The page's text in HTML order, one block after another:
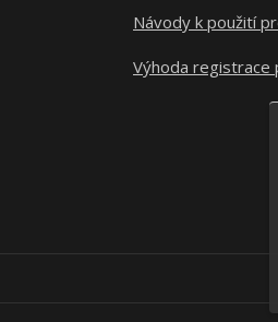
Návody k použití
Výhoda registrace